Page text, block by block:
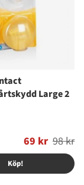
Large 2
69 kr 98 kr
Köp!